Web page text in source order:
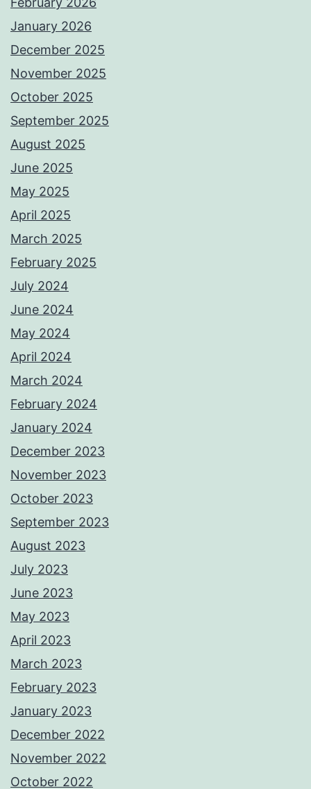
January 2026
December 2025
November 2025
October 2025
September 2025
August 2025
June 2025
May 2025
April 2025
March 2025
February 2025
July 2024
June 2024
May 2024
April 2024
March 2024
February 2024
January 2024
December 2023
November 2023
October 2023
September 2023
August 2023
July 2023
June 2023
May 2023
April 2023
March 2023
February 2023
January 2023
December 2022
November 2022
October 2022